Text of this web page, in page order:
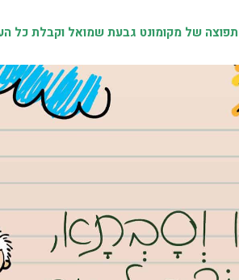
של מקומונט גבעת שמואל וקבלת כל